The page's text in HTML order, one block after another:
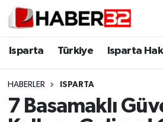
Isparta Türkiye Isparta
HABERLER ISPARTA
7 Basamaklı
Isparta
Esnaf Diyor ki;
Isparta Nöbetçi Eczaneler
Isparta Trafik Yoğunluk